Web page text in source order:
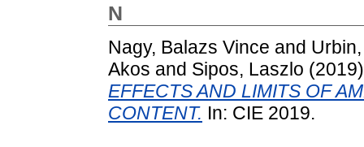
N
Nagy, Balazs Vince and
Akos and Sipos, Laszlo
EFFECTS AND LIMITS OF
CONTENT. In: CIE 2019.